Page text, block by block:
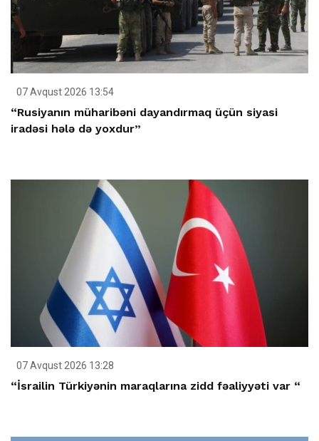
07 Avqust 2026 13:54
“Rusiyanın müharibəni dayandırmaq üçün siyasi
iradəsi hələ də yoxdur”
07 Avqust 2026 13:28
“İsrailin Türkiyənin maraqlarına zidd fəaliyyəti var “